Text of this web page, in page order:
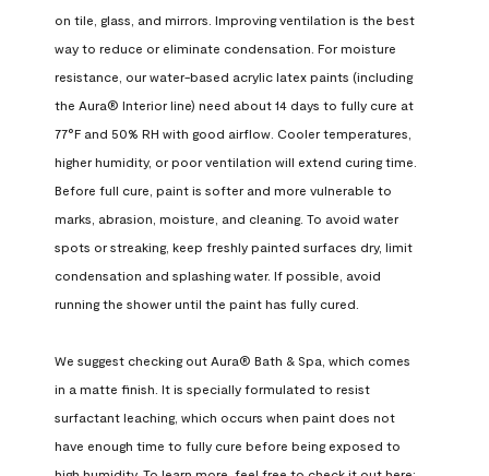
on tile, glass, and mirrors. Improving ventilation is the best
way to reduce or eliminate condensation. For moisture
resistance, our water-based acrylic latex paints (including
the Aura® Interior line) need about 14 days to fully cure at
77°F and 50% RH with good airflow. Cooler temperatures,
higher humidity, or poor ventilation will extend curing time.
Before full cure, paint is softer and more vulnerable to
marks, abrasion, moisture, and cleaning. To avoid water
spots or streaking, keep freshly painted surfaces dry, limit
condensation and splashing water. If possible, avoid
running the shower until the paint has fully cured.
We suggest checking out Aura® Bath & Spa, which comes
in a matte finish. It is specially formulated to resist
surfactant leaching, which occurs when paint does not
have enough time to fully cure before being exposed to